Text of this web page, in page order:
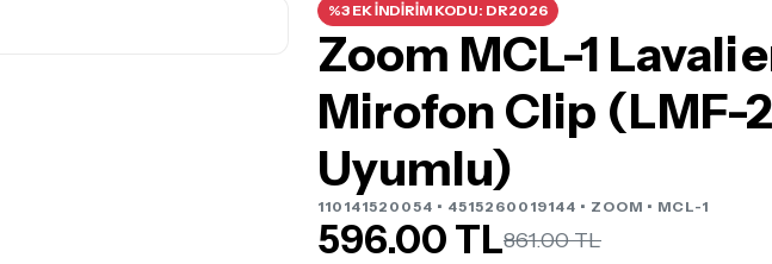
%3 EK İNDİRİM KODU: DR2026
Zoom MCL-1
Mirofon Clip (LMF-2
Uyumlu)
110141520054 • 4515260019144 • ZOOM • MCL-1
596.00 TL861.00 TL